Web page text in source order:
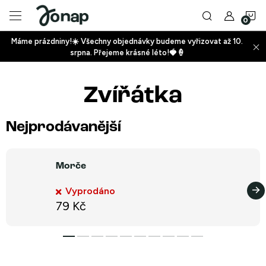
obsah
+
+
Máme prázdniny!☀️ Všechny objednávky budeme vyřizovat až 10.
srpna. Přejeme krásné léto!🍓🍦
Zvířátka
Nejprodávanější
Morče
Vyprodáno
79 Kč